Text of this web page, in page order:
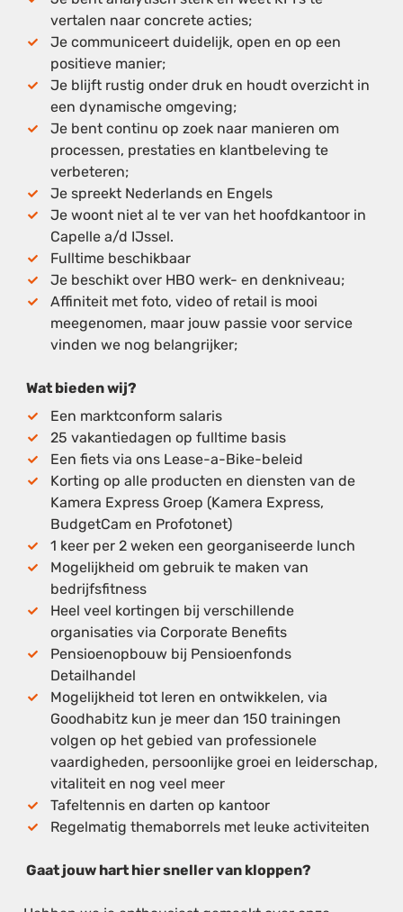
vertalen naar concrete acties;
Je communiceert duidelijk, open en op een
positieve manier;
Je blijft rustig onder druk en houdt overzicht in
een dynamische omgeving;
Je bent continu op zoek naar manieren om
processen, prestaties en klantbeleving te
verbeteren;
Je spreekt Nederlands en Engels
Je woont niet al te ver van het hoofdkantoor in
Capelle a/d IJssel.
Fulltime beschikbaar
Je beschikt over HBO werk- en denkniveau;
Affiniteit met foto, video of retail is mooi
meegenomen, maar jouw passie voor service
vinden we nog belangrijker;
Wat bieden wij?
Een marktconform salaris
25 vakantiedagen op fulltime basis
Een fiets via ons Lease-a-Bike-beleid
Korting op alle producten en diensten van de
Kamera Express Groep (Kamera Express,
BudgetCam en Profotonet)
1 keer per 2 weken een georganiseerde lunch
Mogelijkheid om gebruik te maken van
bedrijfsfitness
Heel veel kortingen bij verschillende
organisaties via Corporate Benefits
Pensioenopbouw bij Pensioenfonds
Detailhandel
Mogelijkheid tot leren en ontwikkelen, via
Goodhabitz kun je meer dan 150 trainingen
volgen op het gebied van professionele
vaardigheden, persoonlijke groei en leiderschap,
vitaliteit en nog veel meer
Tafeltennis en darten op kantoor
Regelmatig themaborrels met leuke activiteiten
Gaat jouw hart hier sneller van kloppen?